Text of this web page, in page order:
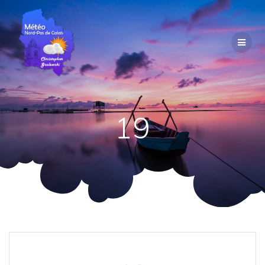
Passer
au
contenu
19